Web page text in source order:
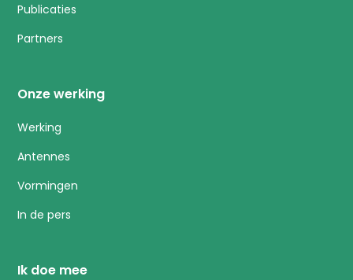
Publicaties
Partners
Onze werking
Werking
Antennes
Vormingen
In de pers
Ik doe mee